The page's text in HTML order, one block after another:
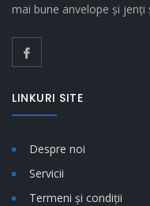
mai bune anvelope și jenți
LINKURI SITE
Despre noi
Servicii
Termeni și condiții